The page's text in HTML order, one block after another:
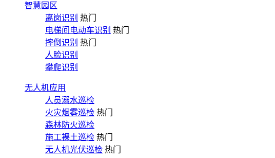
智慧园区
离岗识别 热门
电梯间电动车识别 热门
摔倒识别 热门
人脸识别
攀爬识别
无人机应用
人员溺水巡检
火灾烟雾巡检 热门
森林防火巡检
施工裸土巡检 热门
无人机光伏巡检 热门